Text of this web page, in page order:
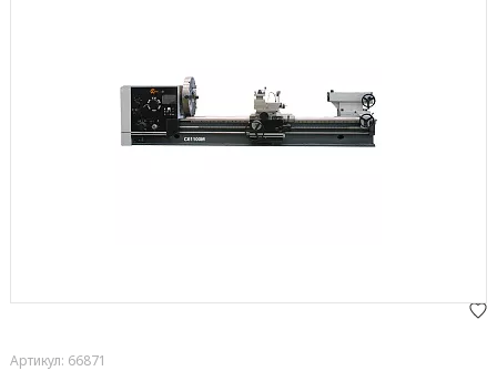
Артикул: 66871